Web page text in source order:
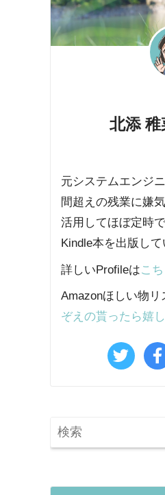
北添 稚
元システムエンジ
間超えの残業に嫌
活用してほぼ定時
Kindle本を出版し
詳しいProfileはこち
Amazonほしい物リ
ぞえの貰ったら嬉